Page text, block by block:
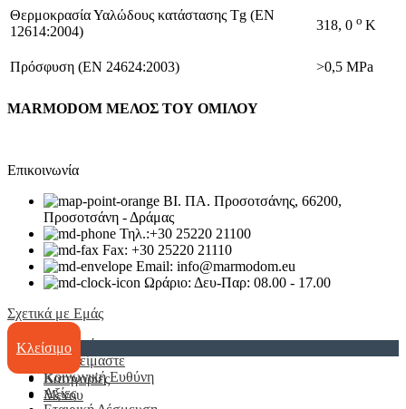
Θερμοκρασία Υαλώδους κατάστασης Tg (EN
12614:2004)
318, 0 ο K
Πρόσφυση (EN 24624:2003) >0,5 MPa
MARMODOM ΜΕΛΟΣ ΤΟΥ ΟΜΙΛΟΥ
Επικοινωνία
ΒΙ. ΠΑ. Προσοτσάνης, 66200,
Προσοτσάνη - Δράμας
Τηλ.:+30 25220 21100
Fax: +30 25220 21110
Email: info@marmodom.eu
Ωράριο: Δευ-Παρ: 08.00 - 17.00
Σχετικά με Εμάς
Η Εταιρία
Ποιοί είμαστε
Κοινωνική Ευθύνη
Αξίες
Κλείσιμο
Κατηγορίες
Μενου